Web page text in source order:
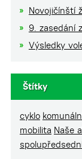
Novojičínští
9. zasedání
Výsledky
Štítky
cyklo
mobilita Naše